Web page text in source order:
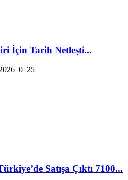
İçin Tarih Netleşti...
0 25
Satışa Çıktı 7100...